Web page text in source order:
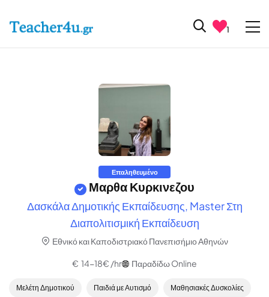
1
Επαληθευμένο
Μαρθα Κυρκινεζου
Δασκάλα Δημοτικής Εκπαίδευσης, Master Στη
Διαπολιτισμική Εκπαίδευση
Εθνικό και Καποδιστριακό Πανεπισήμιο Αθηνών
€ 14-18€ /hr Παραδίδω Online
Μελέτη Δημοτικού Παιδιά με Αυτισμό Μαθησιακές Δυσκολίες